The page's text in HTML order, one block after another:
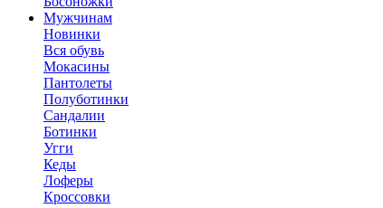
Мужчинам
Новинки
Вся обувь
Мокасины
Пантолеты
Полуботинки
Сандалии
Ботинки
Угги
Кеды
Лоферы
Кроссовки